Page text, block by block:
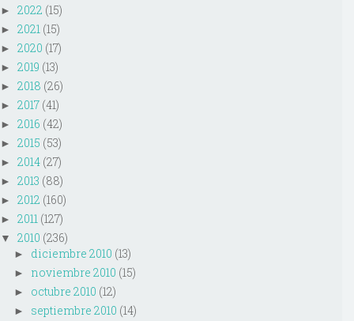
► 2022 (15)
► 2021 (15)
► 2020 (17)
► 2019 (13)
► 2018 (26)
► 2017 (41)
► 2016 (42)
► 2015 (53)
► 2014 (27)
► 2013 (88)
► 2012 (160)
► 2011 (127)
▼ 2010 (236)
► diciembre 2010 (13)
► noviembre 2010 (15)
► octubre 2010 (12)
► septiembre 2010 (14)